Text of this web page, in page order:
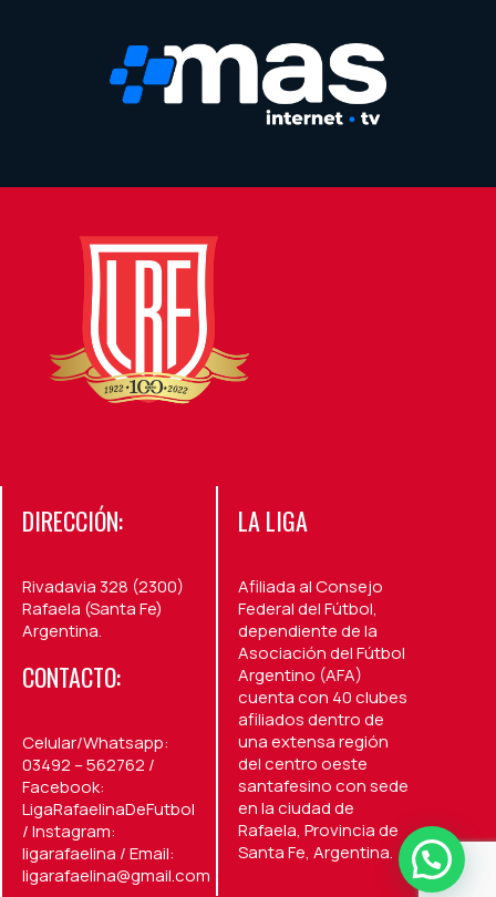
DIRECCIÓN:
Rivadavia 328 (2300)
Rafaela (Santa Fe)
Argentina.
CONTACTO:
Celular/Whatsapp:
03492 – 562762 /
Facebook:
LigaRafaelinaDeFutbol
/ Instagram:
ligarafaelina / Email:
ligarafaelina@gmail.com
LA LIGA
Afiliada al Consejo
Federal del Fútbol,
dependiente de la
Asociación del Fútbol
Argentino (AFA)
cuenta con 40 clubes
afiliados dentro de
una extensa región
del centro oeste
santafesino con sede
en la ciudad de
Rafaela, Provincia de
Santa Fe, Argentina.